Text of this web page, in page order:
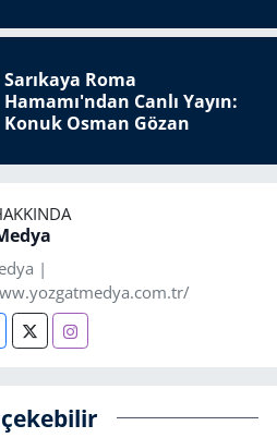
Sarıkaya Roma
Hamamı'ndan Canlı Yayın:
Konuk Osman Gözan
|